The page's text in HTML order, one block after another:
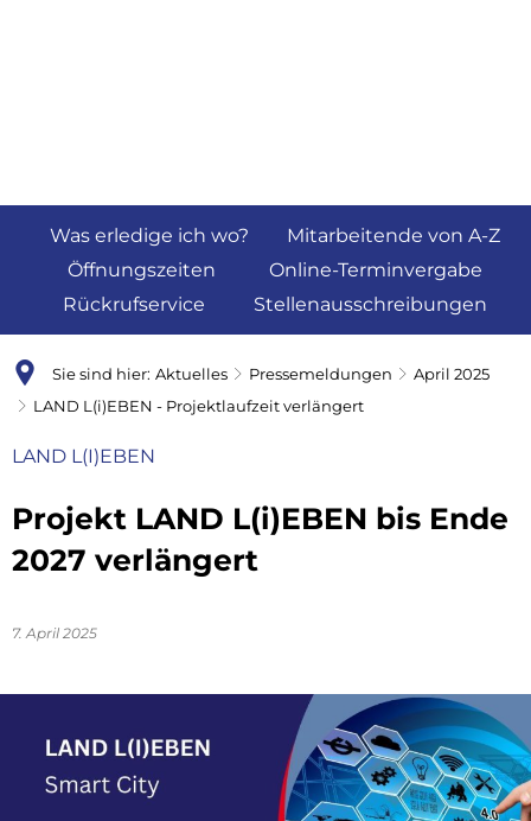
Was erledige ich wo?
Mitarbeitende von A-Z
Öffnungszeiten
Online-Terminvergabe
Rückrufservice
Stellenausschreibungen
Sie sind hier: Aktuelles Pressemeldungen
April 2025
LAND L(i)EBEN - Projektlaufzeit verlängert
LAND L(I)EBEN
Projekt LAND L(i)EBEN bis Ende
2027 verlängert
7. April 2025